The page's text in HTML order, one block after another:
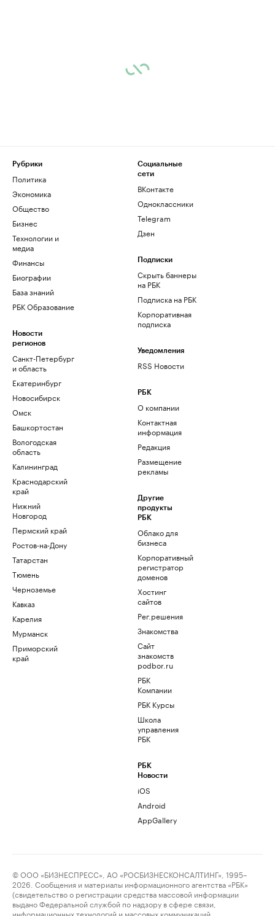
Рубрики
Политика
Экономика
Общество
Бизнес
Технологии и
медиа
Финансы
Биографии
База знаний
РБК Образование
Новости
регионов
Санкт-Петербург
и область
Екатеринбург
Новосибирск
Омск
Башкортостан
Вологодская
область
Калининград
Краснодарский
край
Нижний
Новгород
Пермский край
Ростов-на-Дону
Татарстан
Тюмень
Черноземье
Кавказ
Карелия
Мурманск
Приморский
край
Социальные
сети
ВКонтакте
Одноклассники
Telegram
Дзен
Подписки
Скрыть баннеры
на РБК
Подписка на РБК
Корпоративная
подписка
Уведомления
RSS Новости
РБК
О компании
Контактная
информация
Редакция
Размещение
рекламы
Другие
продукты
РБК
Облако для
бизнеса
Корпоративный
регистратор
доменов
Хостинг
сайтов
Рег.решения
Знакомства
Сайт
знакомств
podbor.ru
РБК
Компании
РБК Курсы
Школа
управления
РБК
РБК
Новости
iOS
Android
AppGallery
© ООО «БИЗНЕСПРЕСС», АО «РОСБИЗНЕСКОНСАЛТИНГ», 1995–
2026. Сообщения и материалы информационного агентства «РБК»
(свидетельство о регистрации средства массовой информации
выдано Федеральной службой по надзору в сфере связи,
информационных технологий и массовых коммуникаций